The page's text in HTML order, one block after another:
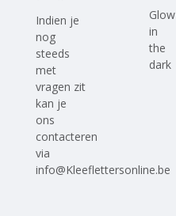
Indien je
nog
steeds
met
vragen zit
kan je
ons
contacteren
via
info@Kleeflettersonline.be
Glow
in
the
dark